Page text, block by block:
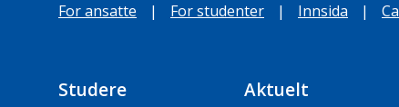
For ansatte | For studenter | Innsida |
Studere Aktuelt